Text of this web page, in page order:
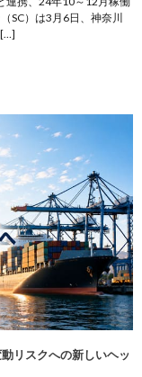
SC）は3月6日、神奈川
[…]
リスクへの新しいヘッ